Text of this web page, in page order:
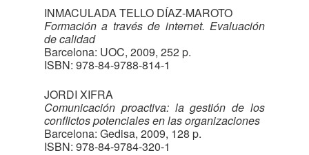
INMACULADA TELLO DÍAZ-MAROTO
Formación a través de internet. Evaluación
de calidad
Barcelona: UOC, 2009, 252 p.
ISBN: 978-84-9788-814-1
JORDI XIFRA
Comunicación proactiva: la gestión de los
conflictos potenciales en las organizaciones
Barcelona: Gedisa, 2009, 128 p.
ISBN: 978-84-9784-320-1